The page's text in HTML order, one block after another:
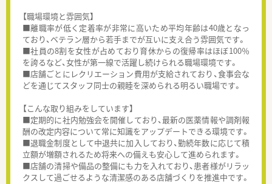
【職場環境と雰囲気】
■離職率が低く定着率が非常に高いため平均年齢は40歳となっ
ており、ベテラン層から若手までが互いに支え合う雰囲気です。
■社員の8割を女性が占めており育休からの復帰率はほぼ100％
を誇るなど、女性が第一線で活躍し続けられる職場環境です。
■店舗ごとにレクリエーション費用が支給されており、食事会な
どを通じてスタッフ同士の親睦を深められる明るい職場です。
【こんな取り組みをしています】
■定期的に社内勉強会を開催しており、最新の医薬情報や調剤報
酬の改定内容について常に知識をアップデートできる環境です。
■退職金制度として中退共に加入しており、勤続年数に応じて積
立額が増額されるため将来への備えも安心して進められます。
■店舗の清掃や備品の整備にも力を入れており、患者様がリラッ
クスして過ごせるような清潔感のある店舗づくりを推進中です。